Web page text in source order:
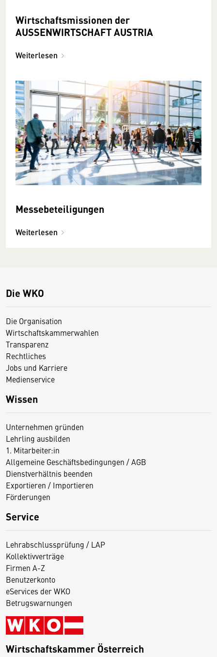
Wirtschaftsmissionen der
AUSSENWIRTSCHAFT AUSTRIA
Weiterlesen
Messebeteiligungen
Weiterlesen
Die WKO
Die Organisation
Wirtschaftskammerwahlen
Transparenz
Rechtliches
Jobs und Karriere
Medienservice
Wissen
Unternehmen gründen
Lehrling ausbilden
1. Mitarbeiter:in
Allgemeine Geschäftsbedingungen / AGB
Dienstverhältnis beenden
Exportieren / Importieren
Förderungen
Service
Lehrabschlussprüfung / LAP
Kollektivverträge
Firmen A-Z
Benutzerkonto
eServices der WKO
Betrugswarnungen
Wirtschaftskammer Österreich